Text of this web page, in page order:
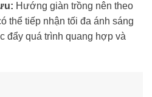
Hướng giàn trồng nên theo
thể tiếp nhận tối đa ánh sáng
đẩy quá trình quang hợp và